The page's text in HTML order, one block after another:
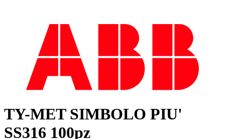
TY-MET SIMBOLO PIU'
SS316 100pz